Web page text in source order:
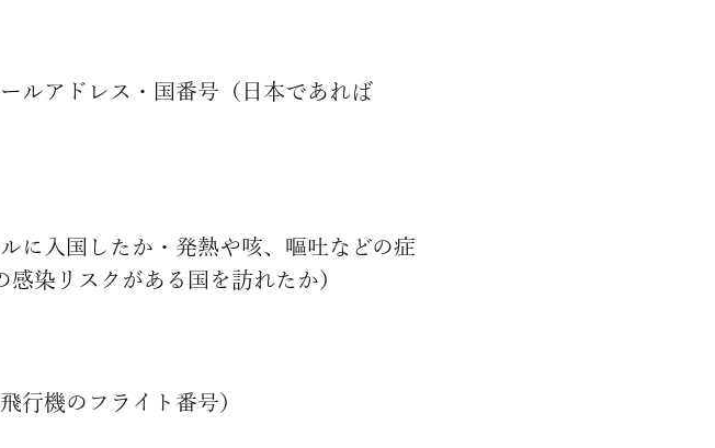
ルアドレス・国番号（日本であれば
に入国したか・発熱や咳、嘔吐などの症
染リスクがある国を訪れたか）
行機のフライト番号）